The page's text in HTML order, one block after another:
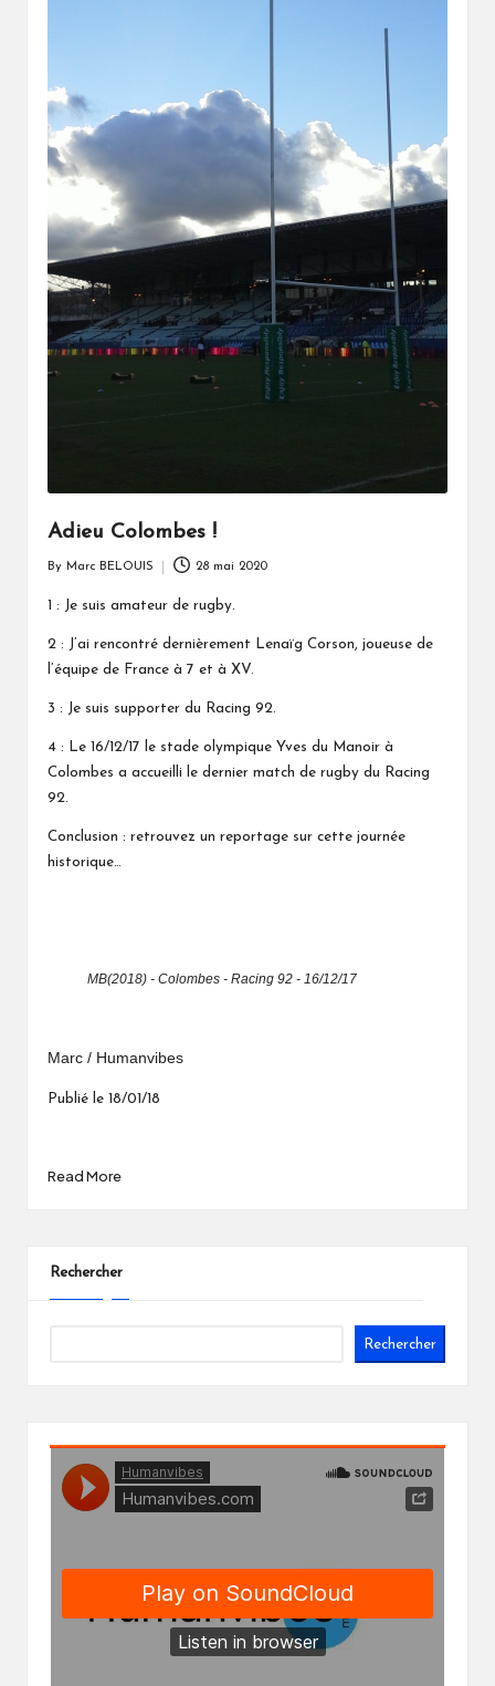
Adieu Colombes !
by
By Marc BELOUIS 28 mai 2020
1 : Je suis amateur de rugby.
2 : J’ai rencontré dernièrement Lenaïg Corson, joueuse de
l’équipe de France à 7 et à XV.
3 : Je suis supporter du Racing 92.
4 : Le 16/12/17 le stade olympique Yves du Manoir à
Colombes a accueilli le dernier match de rugby du Racing
92.
Conclusion : retrouvez un reportage sur cette journée
historique…
MB(2018) - Colombes - Racing 92 - 16/12/17
Marc / Humanvibes
Publié le 18/01/18
Read More
Rechercher
Rechercher